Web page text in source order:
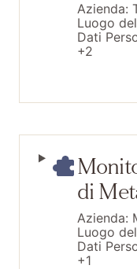
Azienda:
Luogo
Dati
+2
di
Azienda:
Luogo
Dati
+1